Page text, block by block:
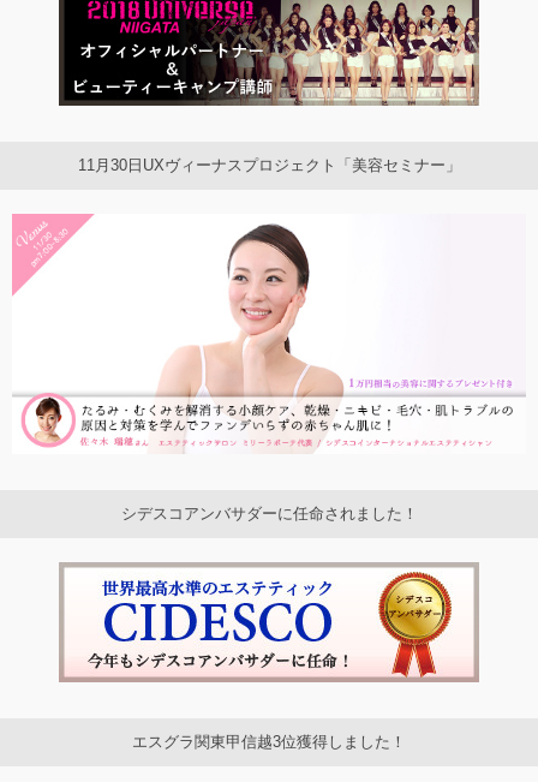
11月30日UXヴィーナスプロジェクト「美容セミナー」
シデスコアンバサダーに任命されました！
エスグラ関東甲信越3位獲得しました！